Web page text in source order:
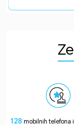
128 mobilnih telefona